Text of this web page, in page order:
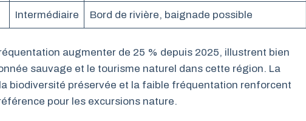
Intermédiaire Bord de rivière, baignade possible
augmenter de 25 % depuis 2025, illustrent bien
sauvage et le tourisme naturel dans cette région. La
biodiversité préservée et la faible fréquentation renforcent
pour les excursions nature.